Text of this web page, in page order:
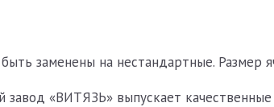
заменены на нестандартные. Размер
«ВИТЯЗЬ» выпускает